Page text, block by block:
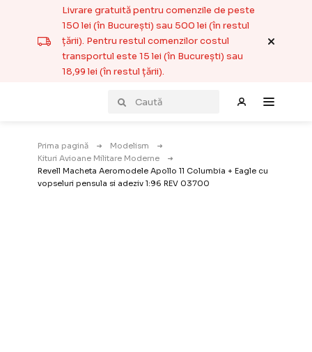
Livrare gratuită pentru comenzile de peste
150 lei (în București) sau 500 lei (în restul
țării). Pentru restul comenzilor costul
transportul este 15 lei (în București) sau
18,99 lei (în restul țării).
Prima pagină
Modelism
Kituri Avioane Militare Moderne
Revell Macheta Aeromodele Apollo 11 Columbia + Eagle cu
vopseluri pensula si adeziv 1:96 REV 03700